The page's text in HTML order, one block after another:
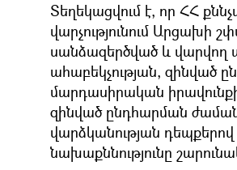
Տեղեկացվում է, որ ՀՀ
վարչությունում Արցախի
սանձազերծված և վարվող
ահաբեկչության, զինված
մարդասիրական
զինված ընդհարման
վարձկանության
նախաքննությունը